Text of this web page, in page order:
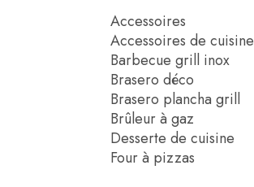
Accessoires
Accessoires de cuisine
Barbecue grill inox
Brasero déco
Brasero plancha grill
Brûleur à gaz
Desserte de cuisine
Four à pizzas